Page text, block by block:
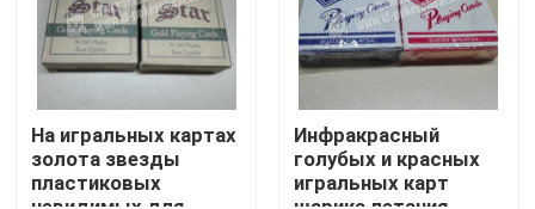
Видеозаписи
О нас
На игральных картах
золота звезды
пластиковых
Инфракрасный
голубых и красных
игральных карт